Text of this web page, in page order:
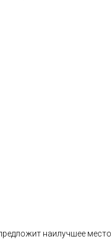
наилучшее место